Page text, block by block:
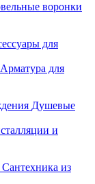
воронки
для
Арматура для
Душевые
и
Сантехника из